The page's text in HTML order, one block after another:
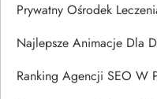
Prywatny Ośrodek
Najlepsze Animacje Dla
Ranking Agencji SEO W